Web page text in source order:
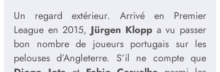
Un regard extérieur. Arrivé en Premier
League en 2015,Jürgen Klopp a vu passer
bon nombre de joueurs portugais sur les
pelouses d’Angleterre. S’il ne compte que